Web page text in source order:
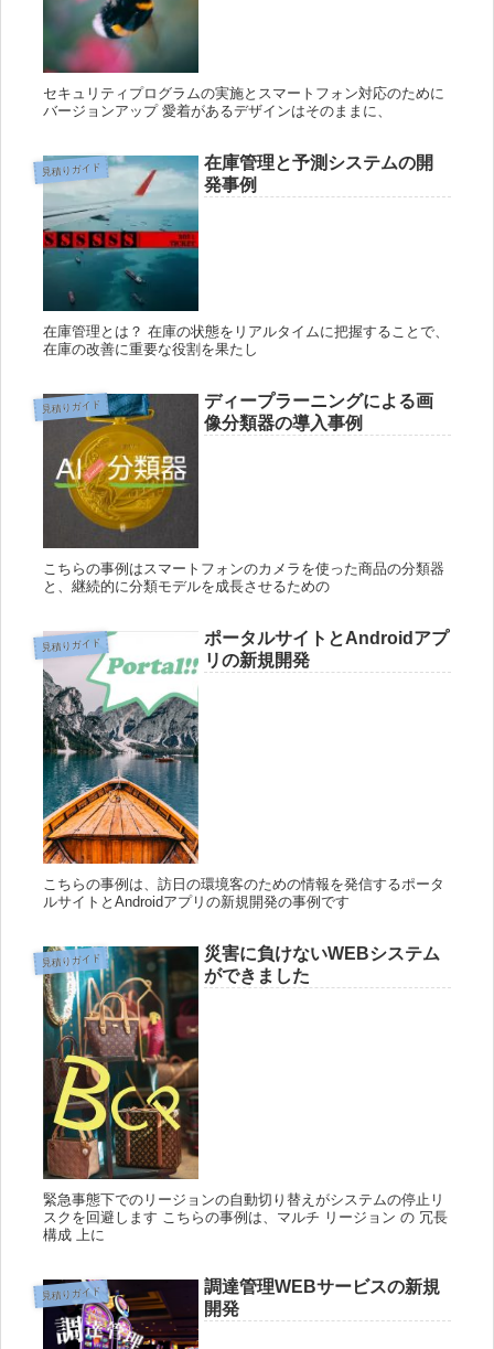
セキュリティプログラムの実施とスマートフォン対応のために
バージョンアップ 愛着があるデザインはそのままに、
見積りガイド
在庫管理と予測システムの開
発事例
在庫管理とは？ 在庫の状態をリアルタイムに把握することで、
在庫の改善に重要な役割を果たし
見積りガイド
ディープラーニングによる画
像分類器の導入事例
こちらの事例はスマートフォンのカメラを使った商品の分類器
と、継続的に分類モデルを成長させるための
見積りガイド
ポータルサイトとAndroidアプ
リの新規開発
こちらの事例は、訪日の環境客のための情報を発信するポータ
ルサイトとAndroidアプリの新規開発の事例です
見積りガイド
災害に負けないWEBシステム
ができました
緊急事態下でのリージョンの自動切り替えがシステムの停止リ
スクを回避します こちらの事例は、マルチ リージョン の 冗長
構成 上に
見積りガイド
調達管理WEBサービスの新規
開発